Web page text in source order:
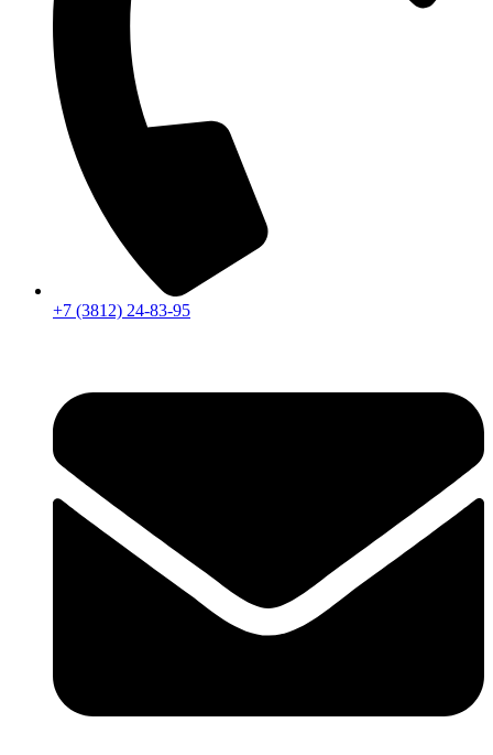
+7 (3812) 24-83-95